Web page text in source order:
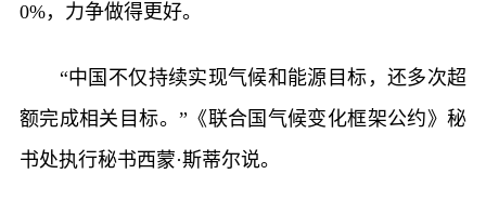
0%，力争做得更好。
“中国不仅持续实现气候和能源目标，还多次超
额完成相关目标。”《联合国气候变化框架公约》秘
书处执行秘书西蒙·斯蒂尔说。